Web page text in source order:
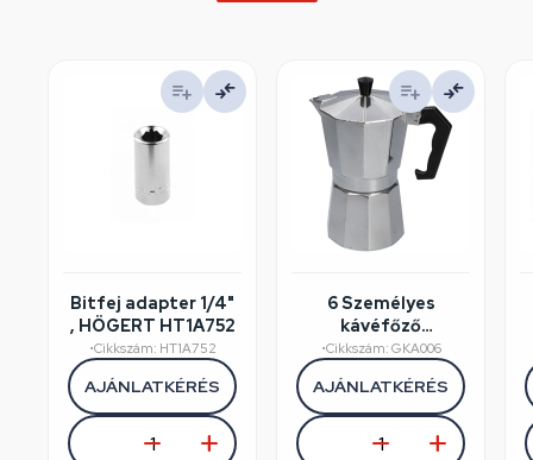
Bitfej adapter 1/4"
, HÖGERT HT1A752
•Cikkszám: HT1A752
AJÁNLATKÉRÉS
6 Személyes
kávéfőző
alumínium dobozos
•Cikkszám: GKA006
AJÁNLATKÉRÉS